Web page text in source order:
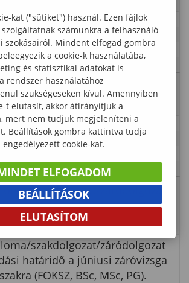
15 00:00:00 - 2024-05-16 23:55:00
Sándor Közgazdaságtudományi Kar
rend
gyakorlat jelentkezési
(FOKSZ, BSc)
04-23 23:55:00 - 2024-06-07 23:55:00
rend
szakdolgozat/záródolgozat
határidő (FOKSZ, BSc, MSc,
szakdolgozat/záródolgozat
határidő a júniusi záróvizsga
(FOKSZ, BSc, MSc, PG).
kat ("sütiket") használ. Ezen fájlok
számunkra a felhasználó
szokásairól. Mindent elfogad gombra
a cookie-k használatába,
és statisztikai adatokat is
rendszer használatához
szükségeseken kívül. Amennyiben
t elutasít, akkor átirányítjuk a
mert nem tudjuk megjeleníteni a
Beállítások gombra kattintva tudja
cookie-kat.
ELFOGADOM
BEÁLLÍTÁSOK
ELUTASÍTOM